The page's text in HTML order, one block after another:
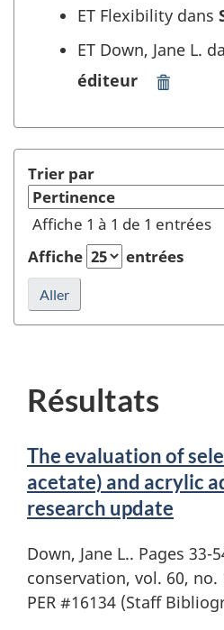
Article
Article
de
document
et
rafraîchir
la
recherche
ET Flexibility dans
ET Down, Jane L.
éditeur
Jane
L."
Auteur
ou
éditeur
Trier par
Affiche 1 à 1 de 1 entrées
Affiche
entrées
Résultats
The evaluation of
acetate) and acrylic
research update
Down, Jane L.. Pages 33-
conservation, vol. 60, no.
PER #16134 (Staff